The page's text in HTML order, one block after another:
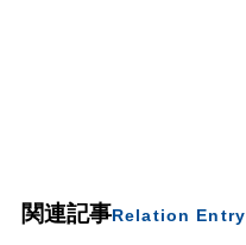
関連記事Relation Entry